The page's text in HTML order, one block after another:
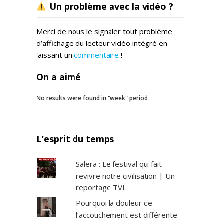
Un problème avec la vidéo ?
Merci de nous le signaler tout problème
d’affichage du lecteur vidéo intégré en
laissant un commentaire !
On a aimé
No results were found in "week" period
L’esprit du temps
Salera : Le festival qui fait
revivre notre civilisation | Un
reportage TVL
Pourquoi la douleur de
l’accouchement est différente